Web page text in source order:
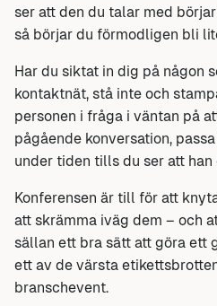
ser att den du talar med
så börjar du förmodligen bli
Har du siktat in dig på någon
kontaktnät, stå inte och
personen i fråga i väntan på
pågående konversation,
under tiden tills du ser att
Konferensen är till för att
att skrämma iväg dem – och
sällan ett bra sätt att göra ett
ett av de värsta
branschevent.